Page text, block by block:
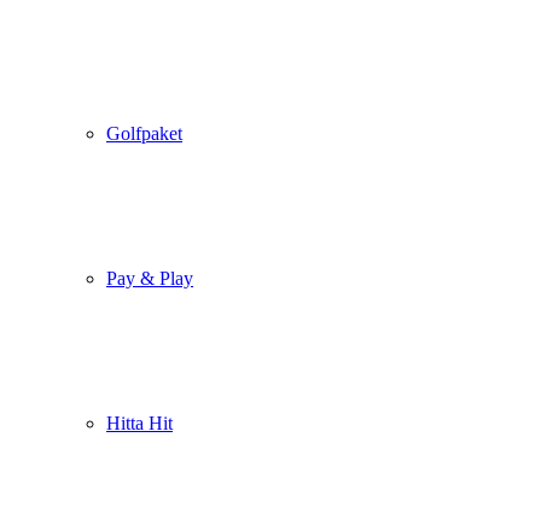
Golfpaket
Pay & Play
Hitta Hit